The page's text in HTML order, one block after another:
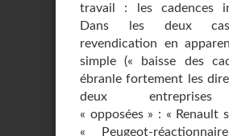
travail : les cadences
Dans les deux
revendication en
simple (« baisse des
ébranle fortement les
deux
« opposées » : « Renault
« Peugeot-